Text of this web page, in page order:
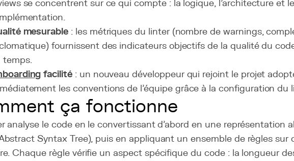
se concentrent sur ce qui compte : la logique, l'architecture et
mesurable : les métriques du linter (nombre de warnings,
fournissent des indicateurs objectifs de la qualité du
temps.
facilité: un nouveau développeur qui rejoint le projet
les conventions de l'équipe grâce à la configuration du
ça fonctionne
analyse le code en le convertissant d'abord en une représentation
Syntax Tree), puis en appliquant un ensemble de règles sur
Chaque règle vérifie un aspect spécifique du code : la longueur